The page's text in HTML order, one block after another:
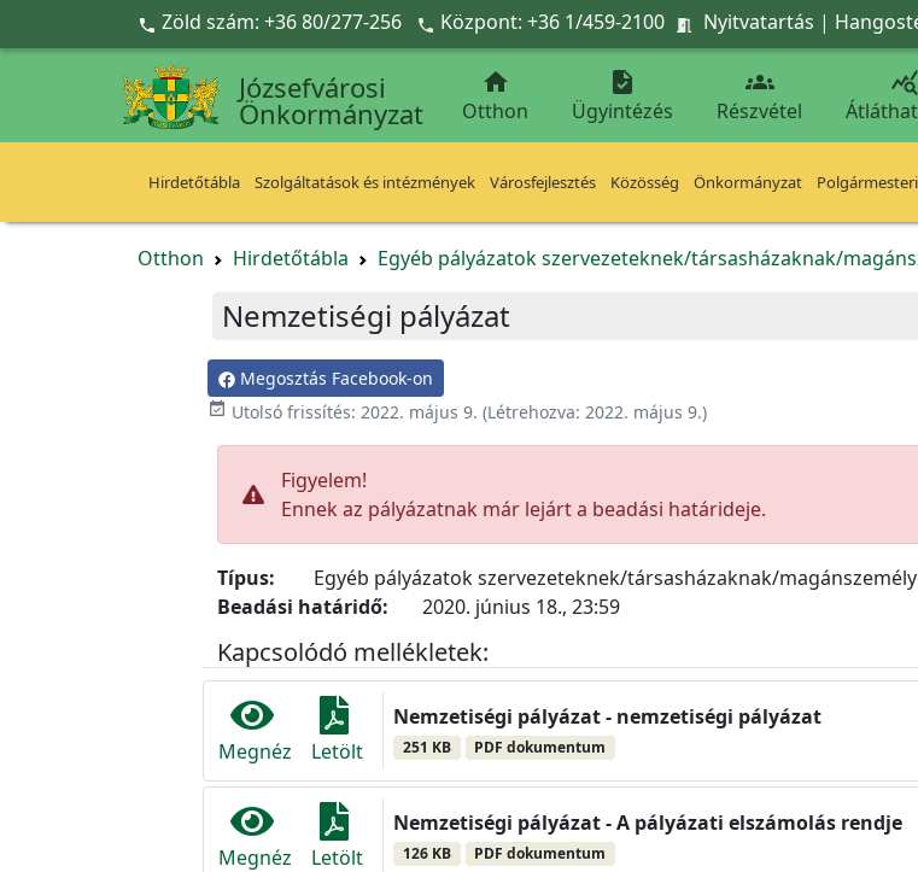
Ugrás a fő tartalomra
 Zöld szám: +36 80/277-256  Központ: +36 1/459-2100  Nyitvatartás |
Józsefvárosi
Önkormányzat

Otthon

Ügyintézés

Részvétel

Hirdetőtábla Szolgáltatások és intézmények Városfejlesztés Közösség Önkormányzat
Otthon Hirdetőtábla Egyéb pályázatok szervezeteknek/társasházaknak/
Nemzetiségi pályázat
Megosztás Facebook-on
 Utolsó frissítés: 2022. május 9. (Létrehozva: 2022. május 9.)
Figyelem!
Ennek az pályázatnak már lejárt a beadási határideje.
Típus:
Egyéb pályázatok szervezeteknek/társasházaknak/
Beadási határidő:
2020. június 18., 23:59
Kapcsolódó mellékletek:
Megnéz Letölt
Nemzetiségi pályázat - nemzetiségi pályázat
251 KB PDF dokumentum
Megnéz Letölt
Nemzetiségi pályázat - A pályázati elszámolás rendje
126 KB PDF dokumentum